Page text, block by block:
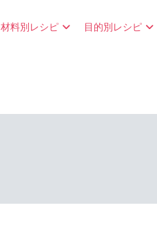
材料別レシピ 目的別レシピ